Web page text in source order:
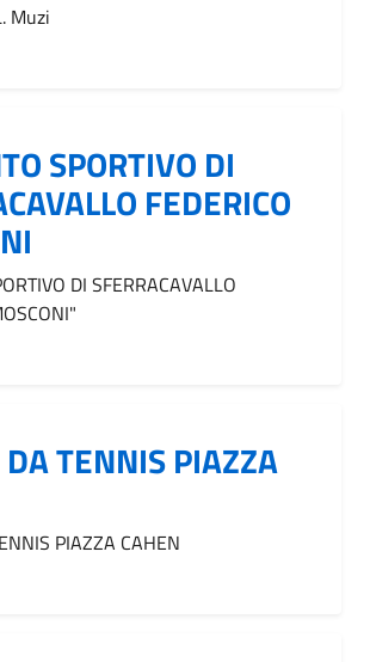
Muzi
SPORTIVO DI
FEDERICO
DI SFERRACAVALLO
TENNIS PIAZZA
PIAZZA CAHEN